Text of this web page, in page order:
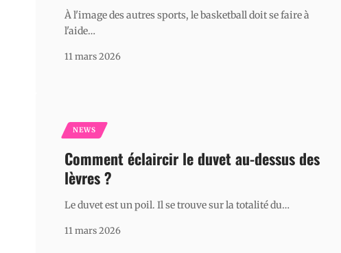
À l'image des autres sports, le basketball doit se faire à
l'aide…
11 mars 2026
NEWS
Comment éclaircir le duvet au-dessus des
lèvres ?
Le duvet est un poil. Il se trouve sur la totalité du…
11 mars 2026